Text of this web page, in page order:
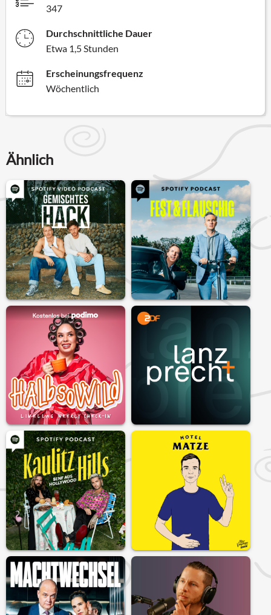
347
Durchschnittliche Dauer
Etwa 1,5 Stunden
Erscheinungsfrequenz
Wöchentlich
Ähnlich